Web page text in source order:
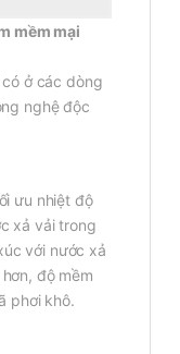
mềm mại
ở các dòng
nghệ độc
ưu nhiệt độ
xả vải trong
với nước xả
độ mềm
phơi khô.